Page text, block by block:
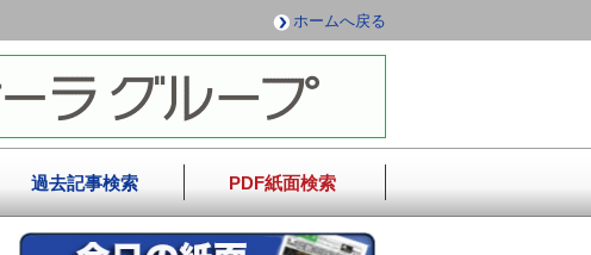
ホームへ戻る
過去記事検索 PDF紙面検索